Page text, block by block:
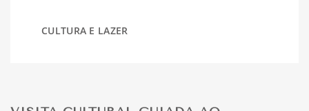
CULTURA E LAZER